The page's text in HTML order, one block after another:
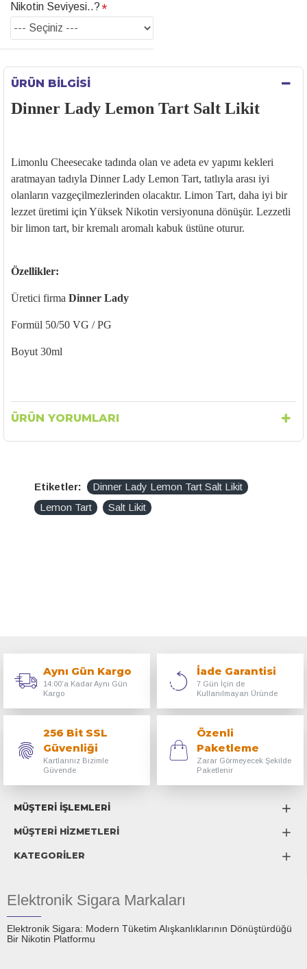
Nikotin Seviyesi..?
ÜRÜN BILGISI
Dinner Lady Lemon Tart Salt Likit
Limonlu Cheesecake tadında olan ve adeta ev yapımı kekleri
aratmayan tadıyla DinnerLady Lemon Tart, tatlıyla arası iyi
olanların vazgeçilmezlerinden olacaktır. Limon Tart, daha iyi bir
lezzet üretimi için Yüksek Nikotin versiyonuna dönüşür. Lezzetli
bir limon tart, bir kremalı aromalı kabuk üstüne oturur.
Özellikler:
Üretici firma Dinner Lady
Formül 50/50 VG / PG
Boyut 30ml
ÜRÜN YORUMLARI
Etiketler:
Dinner Lady Lemon Tart Salt Likit
Lemon Tart
Salt Likit
Aynı Gün Kargo
14:00'a Kadar Aynı Gün
Kargo
İade Garantisi
7 Gün İçin de
Kullanılmayan Üründe
256 Bit SSL
Güvenliği
Kartlarınız Bizimle
Güvende
Özenli
Paketleme
Zarar Görmeyecek Şekilde
Paketlenir
MÜŞTERİ İŞLEMLERİ
MÜŞTERİ HİZMETLERİ
KATEGORİLER
Elektronik Sigara Markaları
Elektronik Sigara: Modern Tüketim Alışkanlıklarının Dönüştürdüğü
Bir Nikotin Platformu